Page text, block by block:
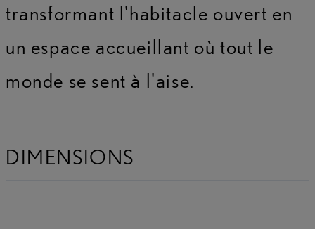
transformant l'habitacle ouvert en
un espace accueillant où tout le
monde se sent à l'aise.
DIMENSIONS